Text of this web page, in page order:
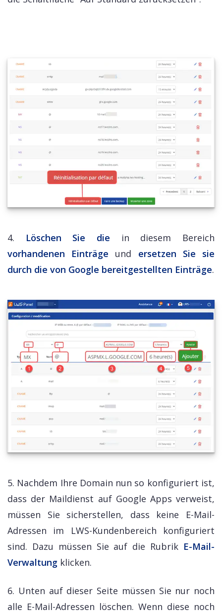
4. Löschen Sie die in diesem Bereich
vorhandenen Einträge und ersetzen Sie sie
durch die von Google bereitgestellten Einträge.
5. Nachdem Ihre Domain nun so konfiguriert ist,
dass der Maildienst auf Google Apps verweist,
müssen Sie sicherstellen, dass keine E-Mail-
Adressen im LWS-Kundenbereich konfiguriert
sind. Dazu müssen Sie auf die Rubrik E-Mail-
Verwaltung klicken.
6. Unten auf dieser Seite müssen Sie nur noch
alle E-Mail-Adressen löschen. Wenn diese noch